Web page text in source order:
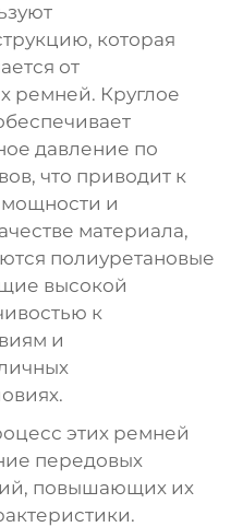
которая
от
ремней. Круглое
давление по
что приводит к
и
материала,
полиуретановые
высокой
к
и
этих ремней
передовых
повышающих их